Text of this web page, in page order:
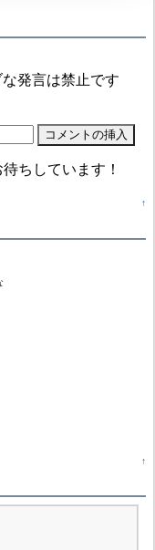
発言は禁止です
ちしています！
↑
↑